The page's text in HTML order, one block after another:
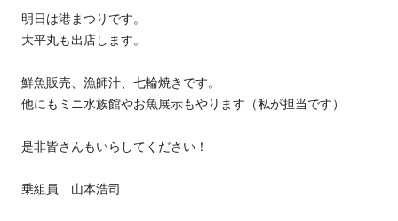
明日は港まつりです。
大平丸も出店します。
鮮魚販売、漁師汁、七輪焼きです。
他にもミニ水族館やお魚展示もやります（私が担当です）
是非皆さんもいらしてください！
乗組員 山本浩司